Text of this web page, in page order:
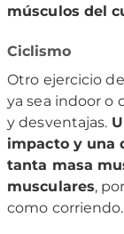
músculos del
Ciclismo
Otro ejercicio
ya sea indoor o
y desventajas.
impacto y una
tanta masa
musculares,
como corriendo.